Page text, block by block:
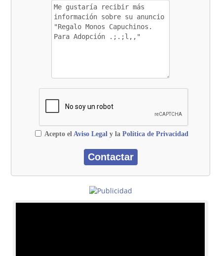
Acepto el Aviso Legaly la Política de Privacidad